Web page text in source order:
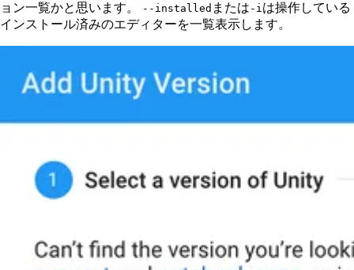
ョン一覧かと思います。 --installed または -iは操作している
インストール済みのエディターを一覧表示します。